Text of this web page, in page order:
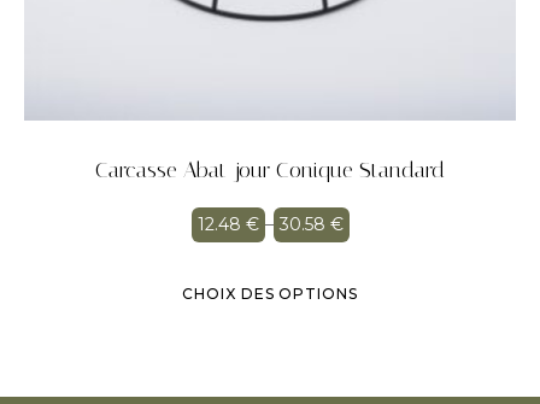
Carcasse Abat-jour Conique Standard
12.48 € – 30.58 €
CHOIX DES OPTIONS